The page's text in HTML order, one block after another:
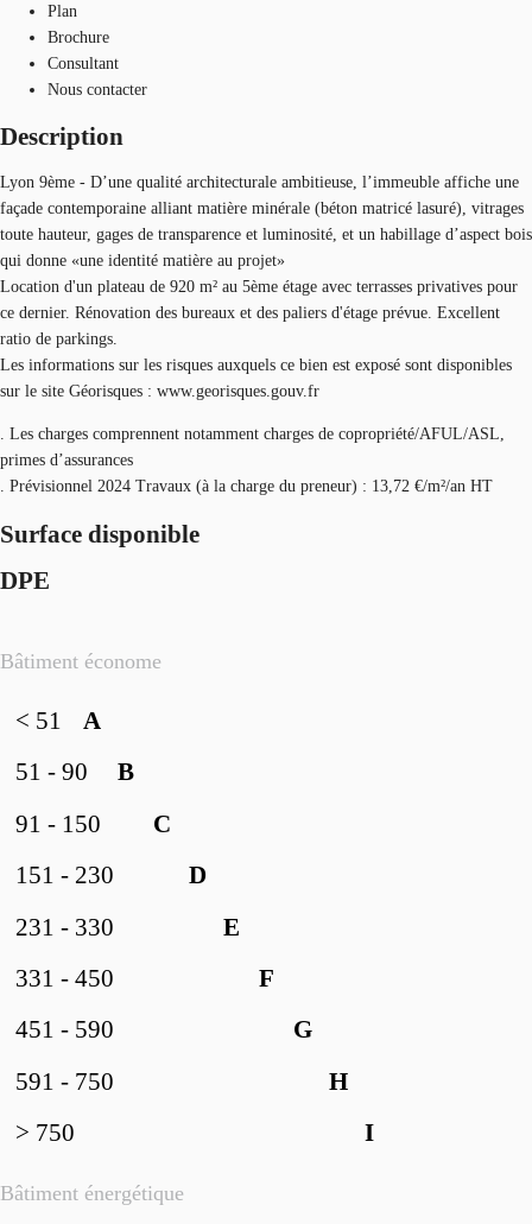
Plan
Brochure
Consultant
Nous contacter
Description
Lyon 9ème - D’une qualité architecturale ambitieuse, l’immeuble affiche une
façade contemporaine alliant matière minérale (béton matricé lasuré), vitrages
toute hauteur, gages de transparence et luminosité, et un habillage d’aspect bois
qui donne «une identité matière au projet»
Location d'un plateau de 920 m² au 5ème étage avec terrasses privatives pour
ce dernier. Rénovation des bureaux et des paliers d'étage prévue. Excellent
ratio de parkings.
Les informations sur les risques auxquels ce bien est exposé sont disponibles
sur le site Géorisques : www.georisques.gouv.fr
. Les charges comprennent notamment charges de copropriété/AFUL/ASL,
primes d’assurances
. Prévisionnel 2024 Travaux (à la charge du preneur) : 13,72 €/m²/an HT
Surface disponible
DPE
Bâtiment économe
Bâtiment énergétique
A
< 51
B
51 - 90
C
91 - 150
D
151 - 230
E
231 - 330
F
331 - 450
G
451 - 590
H
591 - 750
I
> 750